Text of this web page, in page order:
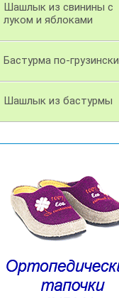
Шашлык из свинины с
луком и яблоками
Бастурма по-грузински
Шашлык из бастурмы